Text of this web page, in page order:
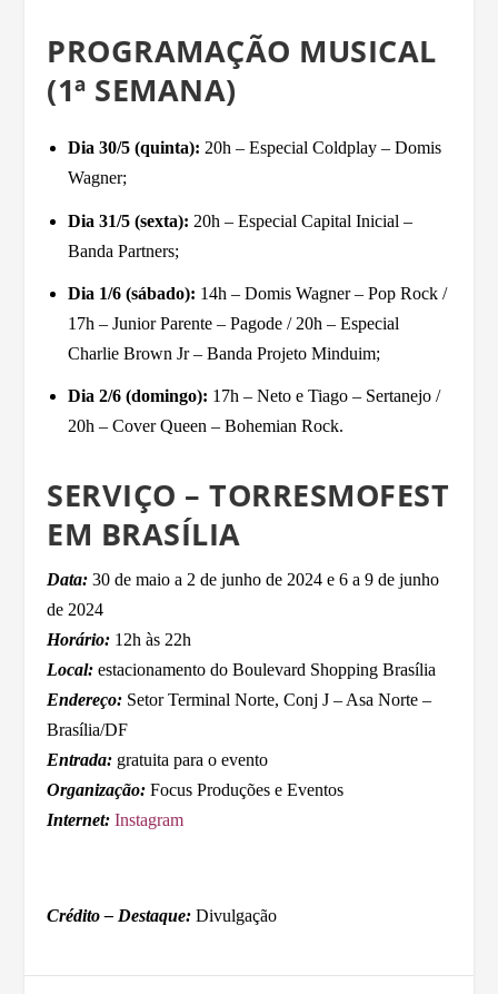
PROGRAMAÇÃO MUSICAL
(1ª SEMANA)
Dia 30/5 (quinta): 20h – Especial Coldplay – Domis
Wagner;
Dia 31/5 (sexta): 20h – Especial Capital Inicial –
Banda Partners;
Dia 1/6 (sábado): 14h – Domis Wagner – Pop Rock /
17h – Junior Parente – Pagode / 20h – Especial
Charlie Brown Jr – Banda Projeto Minduim;
Dia 2/6 (domingo): 17h – Neto e Tiago – Sertanejo /
20h – Cover Queen – Bohemian Rock.
SERVIÇO – TORRESMOFEST
EM BRASÍLIA
Data: 30 de maio a 2 de junho de 2024 e 6 a 9 de junho
de 2024
Horário: 12h às 22h
Local:estacionamento do Boulevard Shopping Brasília
Endereço: Setor Terminal Norte, Conj J – Asa Norte –
Brasília/DF
Entrada: gratuita para o evento
Organização: Focus Produções e Eventos
Internet: Instagram
Crédito – Destaque: Divulgação